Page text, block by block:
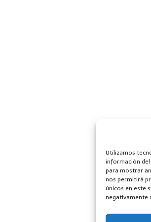
Utilizamos
información del
para mostrar
nos permitirá
únicos en este
negativamente